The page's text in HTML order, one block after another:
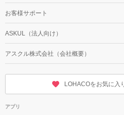
お客様サポート
ASKUL（法人向け）
アスクル株式会社（会社概要）
LOHACOをお気に入
アプリ